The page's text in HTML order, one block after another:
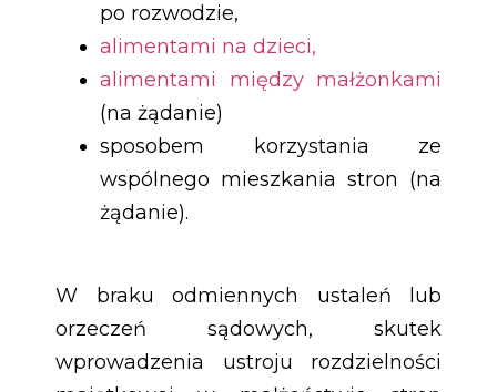
po rozwodzie,
alimentami na dzieci,
alimentami między małżonkami
(na żądanie)
sposobem korzystania ze
wspólnego mieszkania stron (na
żądanie).
W braku odmiennych ustaleń lub
orzeczeń sądowych, skutek
wprowadzenia ustroju rozdzielności